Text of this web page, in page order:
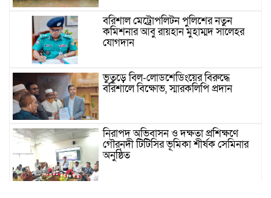
বরিশাল মেট্রোপলিটন পুলিশের নতুন
কমিশনার আবু রায়হান মুহাম্মদ সালেহর
যোগদান
ভুতুড়ে বিল-লোডশেডিংয়ের বিরুদ্ধে
বরিশালে বিক্ষোভ, স্মারকলিপি প্রদান
নিরাপদ অভিবাসন ও দক্ষতা প্রশিক্ষণে
গৌরনদী টিটিসির ভূমিকা শীর্ষক সেমিনার
অনুষ্ঠিত